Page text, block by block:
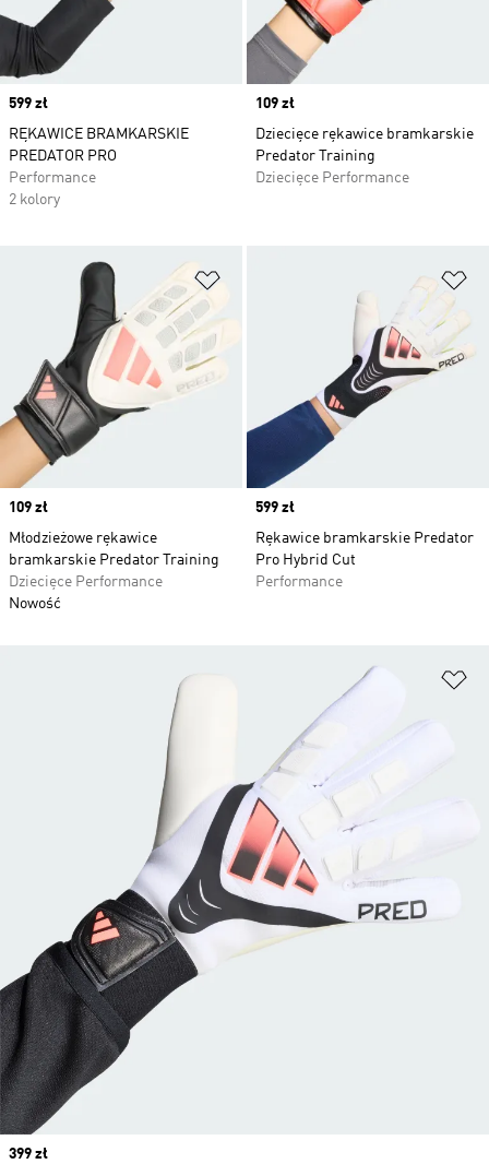
Price
599 zł
RĘKAWICE BRAMKARSKIE
PREDATOR PRO
Performance
2 kolory
Price
109 zł
Dziecięce rękawice bramkarskie
Predator Training
Dziecięce Performance
Price
109 zł
Młodzieżowe rękawice
bramkarskie Predator Training
Dziecięce Performance
Nowość
Price
599 zł
Rękawice bramkarskie Predator
Pro Hybrid Cut
Performance
Price
399 zł